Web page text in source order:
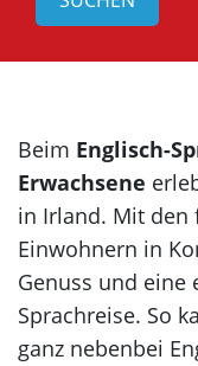
Beim Englisch-
Erwachsene
in Irland. Mit
Einwohnern in
Genuss und eine
Sprachreise. So
ganz nebenbei